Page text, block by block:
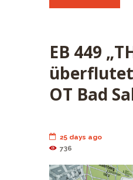
EB 449
OT Bad
25 days ago
736